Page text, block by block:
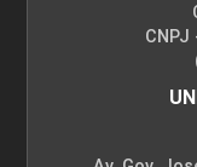
CNPJ